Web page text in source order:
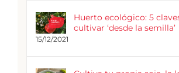
Huerto ecológico: 5
cultivar ‘desde la semilla’
15/12/2021